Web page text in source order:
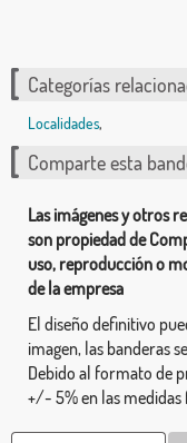
Categorías
Localidades,
Comparte esta
Las imágenes y otros
son propiedad de
uso, reproducción o
de la empresa
El diseño definitivo
imagen, las banderas
Debido al formato de
+/- 5% en las medidas